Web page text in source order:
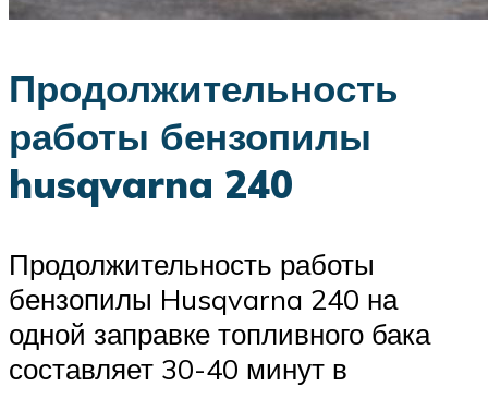
Продолжительность
работы бензопилы
husqvarna 240
Продолжительность работы
бензопилы Husqvarna 240 на
одной заправке топливного бака
составляет 30-40 минут в